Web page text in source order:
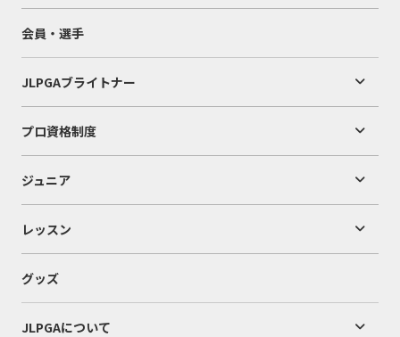
会員・選手
JLPGAブライトナー
プロ資格制度
ジュニア
レッスン
グッズ
JLPGAについて